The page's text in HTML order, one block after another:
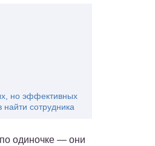
но эффективных
найти сотрудника
одиночке — они